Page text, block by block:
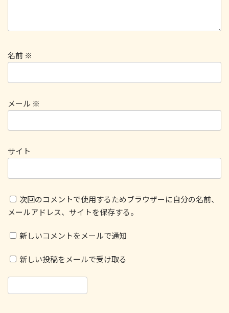
名前 ※
メール ※
サイト
次回のコメントで使用するためブラウザーに自分の名前、
メールアドレス、サイトを保存する。
新しいコメントをメールで通知
新しい投稿をメールで受け取る